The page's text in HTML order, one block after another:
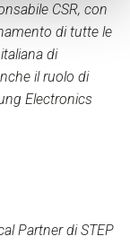
CSR, con
di tutte le
di
il ruolo di
Electronics
Partner di STEP